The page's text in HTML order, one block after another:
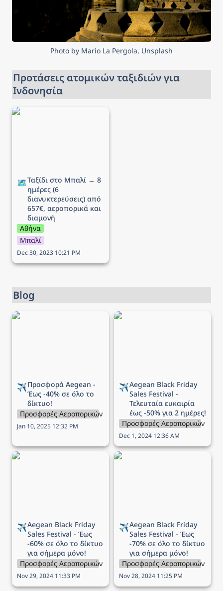
Photo by Mario La Pergola, Unsplash
Προτάσεις ατομικών ταξιδιών για
Ινδονησία
Ταξίδι στο Μπαλί → 8
🗺️Ταξίδι στο Μπαλί → 8
ημέρες (6
διανυκτερεύσεις) από
657€, αεροπορικά και
διαμονή
Αθήνα
Μπαλί
Dec 30, 2023 10:21 PM
Blog
Προσφορά Aegean - Έως
✈️
Έως -40% σε όλο το
δίκτυο!
Προσφορές Αεροπορικών Εταιρειών
Jan 10, 2025 12:32 PM
Aegean Black Friday Sales
✈️Aegean Black Friday
Sales Festival -
Τελευταία ευκαιρία
έως -50% για 2 ημέρες!
Προσφορές Αεροπορικών
Dec 1, 2024 12:36 AM
Aegean Black Friday Sales
✈️Aegean Black Friday
Sales Festival - Έως
-60% σε όλο το δίκτυο
για σήμερα μόνο!
Προσφορές Αεροπορικών Εταιρειών
Nov 29, 2024 11:33 PM
Aegean Black Friday Sales
✈️Aegean Black Friday
Sales Festival - Έως
-70% σε όλο το δίκτυο
για σήμερα μόνο!
Προσφορές Αεροπορικών
Nov 28, 2024 11:25 PM